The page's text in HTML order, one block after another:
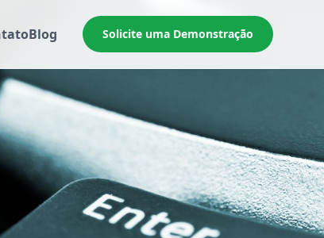
Blog Solicite uma Demonstração